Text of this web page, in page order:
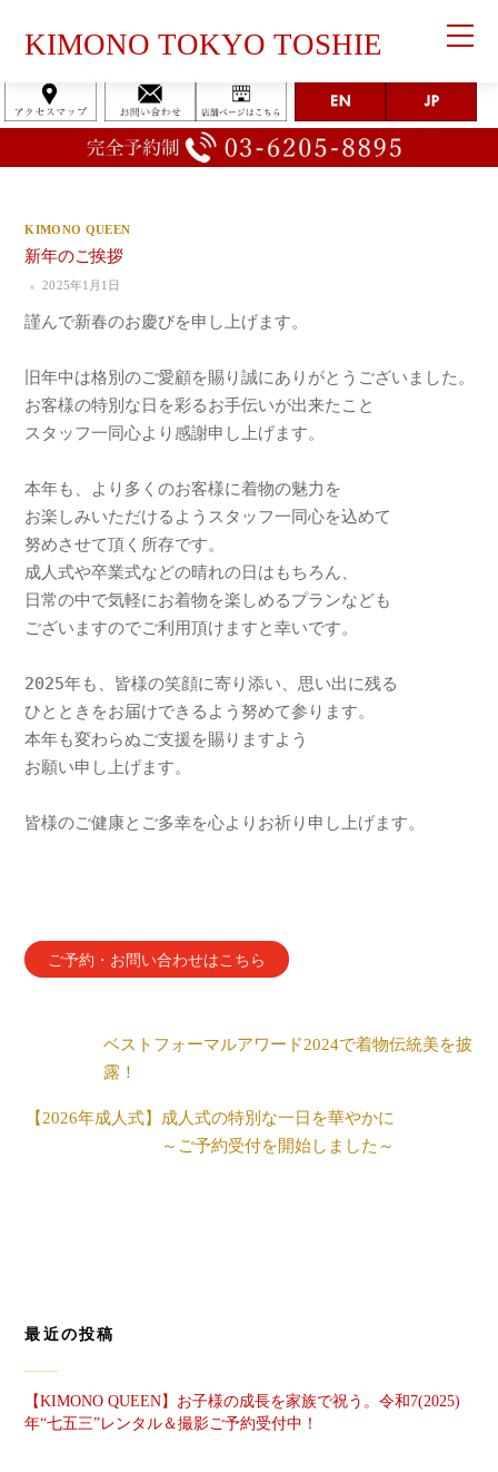
KIMONO TOKYO TOSHIE
KIMONO QUEEN
新年のご挨拶
2025年1月1日
謹んで新春のお慶びを申し上げます。
旧年中は格別のご愛顧を賜り誠にありがとうございました。
お客様の特別な日を彩るお手伝いが出来たこと
スタッフ一同心より感謝申し上げます。
本年も、より多くのお客様に着物の魅力を
お楽しみいただけるようスタッフ一同心を込めて
努めさせて頂く所存です。
成人式や卒業式などの晴れの日はもちろん、
日常の中で気軽にお着物を楽しめるプランなども
ございますのでご利用頂けますと幸いです。
2025年も、皆様の笑顔に寄り添い、思い出に残る
ひとときをお届けできるよう努めて参ります。
本年も変わらぬご支援を賜りますよう
お願い申し上げます。
皆様のご健康とご多幸を心よりお祈り申し上げます。
ご予約・お問い合わせはこちら
ベストフォーマルアワード2024で着物伝統美を披
露！
【2026年成人式】成人式の特別な一日を華やかに
～ご予約受付を開始しました～
最近の投稿
【KIMONO QUEEN】お子様の成長を家族で祝う。令和7(2025)
年“七五三”レンタル＆撮影ご予約受付中！